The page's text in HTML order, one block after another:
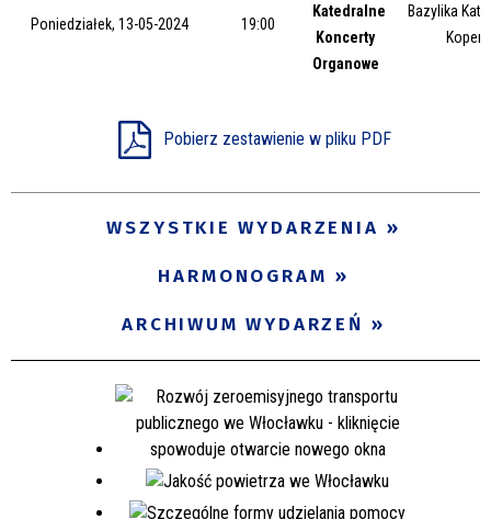
Trwające w zakresie
Poniedziałek, 13-05-2024 19:00
Katedralne
Koncerty
Organowe
Bazylika
Pobierz zestawienie w pliku PDF
WSZYSTKIE WYDARZENIA
HARMONOGRAM
ARCHIWUM WYDARZEŃ